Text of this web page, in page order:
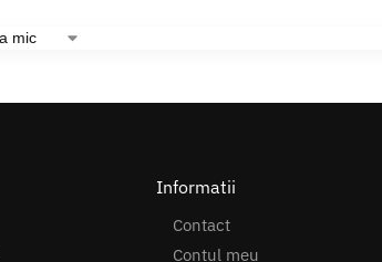
Informatii
Contact
Contul meu